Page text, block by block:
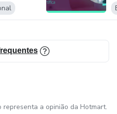
E
a opinião da Hotmart.